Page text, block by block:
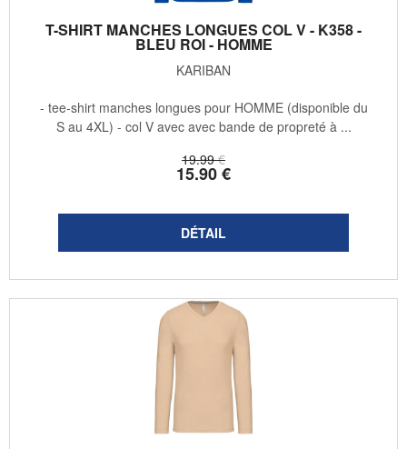
T-SHIRT MANCHES LONGUES COL V - K358 -
BLEU ROI - HOMME
KARIBAN
19.99 €
15.90€
- tee-shirt manches longues pour HOMME (disponible du
S au 4XL) - col V avec avec bande de propreté à ...